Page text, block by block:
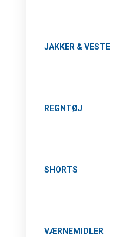
JAKKER & VESTE
REGNTØJ
SHORTS
VÆRNEMIDLER